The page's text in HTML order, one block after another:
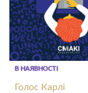
В НАЯВНОСТІ
Голос Карлі